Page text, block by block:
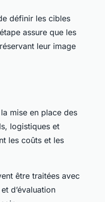
définir les cibles
assure que les
leur image
mise en place des
logistiques et
les coûts et les
être traitées avec
d’évaluation